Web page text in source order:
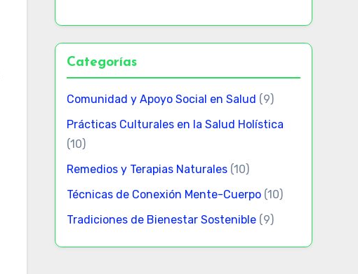
Categorías
Comunidad y Apoyo Social en Salud (9)
Prácticas Culturales en la Salud Holística
(10)
Remedios y Terapias Naturales(10)
Técnicas de Conexión Mente-Cuerpo(10)
Tradiciones de Bienestar Sostenible(9)